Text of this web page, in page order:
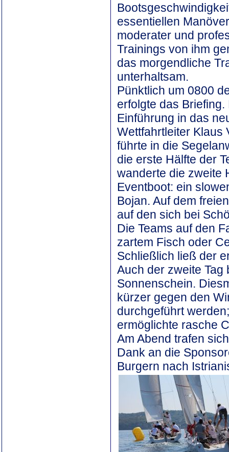
essentiellen
moderater und
Trainings von ihm
das morgendliche
unterhaltsam.
Pünktlich um 0800
erfolgte das
Einführung in das
Wettfahrtleiter Klaus
führte in die
die erste Hälfte der
wanderte die zweite
Eventboot: ein
Bojan. Auf dem
auf den sich bei
Die Teams auf den
zartem Fisch oder
Schließlich ließ der
Auch der zweite Tag
Sonnenschein.
kürzer gegen den
durchgeführt
ermöglichte rasche
Am Abend trafen
Dank an die
Burgern nach